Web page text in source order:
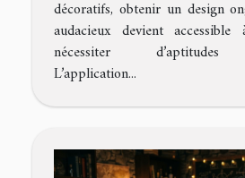
décoratifs, obtenir un design
audacieux devient
nécessiter d’aptitudes
L’application...